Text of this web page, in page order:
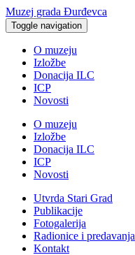
Muzej grada Đurđevca
Toggle navigation
O muzeju
Izložbe
Donacija ILC
ICP
Novosti
O muzeju
Izložbe
Donacija ILC
ICP
Novosti
Utvrda Stari Grad
Publikacije
Fotogalerija
Radionice i predavanja
Kontakt